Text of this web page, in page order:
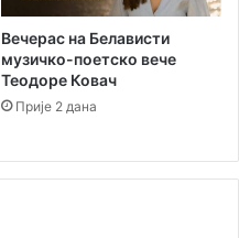
Вечерас на Белависти
музичко-поетско вече
Теодоре Ковач
Прије 2 дана